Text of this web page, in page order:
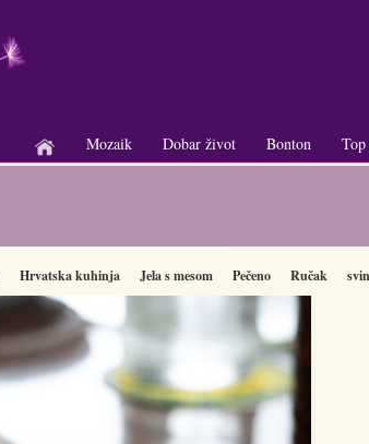
+
Mozaik
+
Dobar život
+
Bonton
Hrvatska kuhinja Jela s mesom Pečeno Ručak